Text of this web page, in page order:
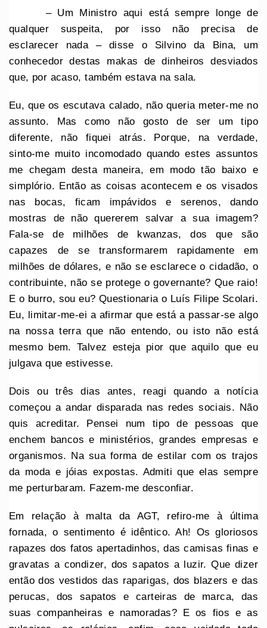
– Um Ministro aqui está sempre longe de
qualquer suspeita, por isso não precisa de
esclarecer nada – disse o Silvino da Bina, um
conhecedor destas makas de dinheiros desviados
que, por acaso, também estava na sala.
Eu, que os escutava calado, não queria meter-me no
assunto. Mas como não gosto de ser um tipo
diferente, não fiquei atrás. Porque, na verdade,
sinto-me muito incomodado quando estes assuntos
me chegam desta maneira, em modo tão baixo e
simplório. Então as coisas acontecem e os visados
nas bocas, ficam impávidos e serenos, dando
mostras de não quererem salvar a sua imagem?
Fala-se de milhões de kwanzas, dos que são
capazes de se transformarem rapidamente em
milhões de dólares, e não se esclarece o cidadão, o
contribuinte, não se protege o governante? Que raio!
E o burro, sou eu? Questionaria o Luís Filipe Scolari.
Eu, limitar-me-ei a afirmar que está a passar-se algo
na nossa terra que não entendo, ou isto não está
mesmo bem. Talvez esteja pior que aquilo que eu
julgava que estivesse.
Dois ou três dias antes, reagi quando a notícia
começou a andar disparada nas redes sociais. Não
quis acreditar. Pensei num tipo de pessoas que
enchem bancos e ministérios, grandes empresas e
organismos. Na sua forma de estilar com os trajos
da moda e jóias expostas. Admiti que elas sempre
me perturbaram. Fazem-me desconfiar.
Em relação à malta da AGT, refiro-me à última
fornada, o sentimento é idêntico. Ah! Os gloriosos
rapazes dos fatos apertadinhos, das camisas finas e
gravatas a condizer, dos sapatos a luzir. Que dizer
então dos vestidos das raparigas, dos blazers e das
perucas, dos sapatos e carteiras de marca, das
suas companheiras e namoradas? E os fios e as